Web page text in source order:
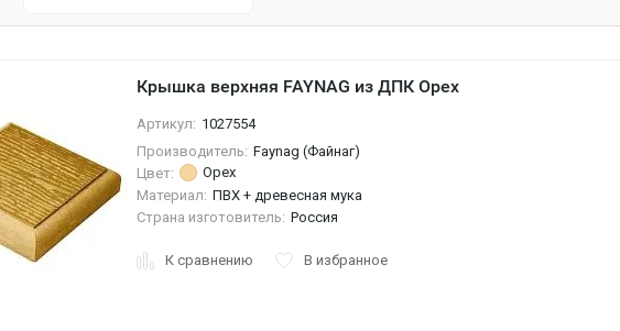
Крышка верхняя FAYNAG из ДПК Орех
Артикул: 1027554
Производитель: Faynag (Файнаг)
Цвет:
Орех
Материал: ПВХ + древесная мука
Страна изготовитель: Россия
К сравнению В избранное